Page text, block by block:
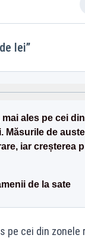
lei”
ales pe cei
Măsurile de
iar creșterea
de la sate
pe cei din zonele